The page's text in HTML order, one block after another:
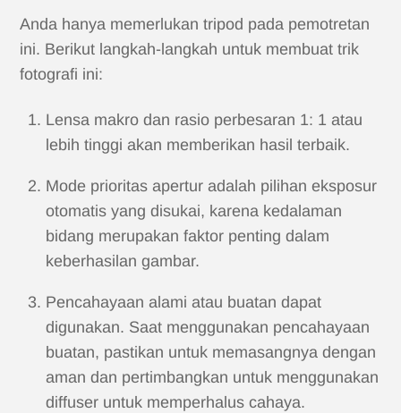
Anda hanya memerlukan tripod pada pemotretan
ini. Berikut langkah-langkah untuk membuat trik
fotografi ini:
Lensa makro dan rasio perbesaran 1: 1 atau
lebih tinggi akan memberikan hasil terbaik.
Mode prioritas apertur adalah pilihan eksposur
otomatis yang disukai, karena kedalaman
bidang merupakan faktor penting dalam
keberhasilan gambar.
Pencahayaan alami atau buatan dapat
digunakan. Saat menggunakan pencahayaan
buatan, pastikan untuk memasangnya dengan
aman dan pertimbangkan untuk menggunakan
diffuser untuk memperhalus cahaya.